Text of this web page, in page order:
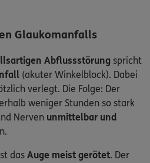
Glaukomanfalls
Abflussstörung spricht
(akuter Winkelblock). Dabei
verlegt. Die Folge: Der
weniger Stunden so stark
Nerven unmittelbar und
das Auge meist gerötet. Der